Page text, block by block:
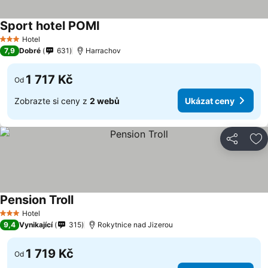
3 Počet hvězdiček
Hotel
Sport hotel POMI
7,9 Dobré 631 Harrachov
Od 1 717 Kč
Zobrazte si ceny z 2 webů Ukázat ceny
Sdílet
3 Počet hvězdiček
Hotel
Pension Troll
9,4 Vynikající 315 Rokytnice nad Jizerou
Od 1 719 Kč